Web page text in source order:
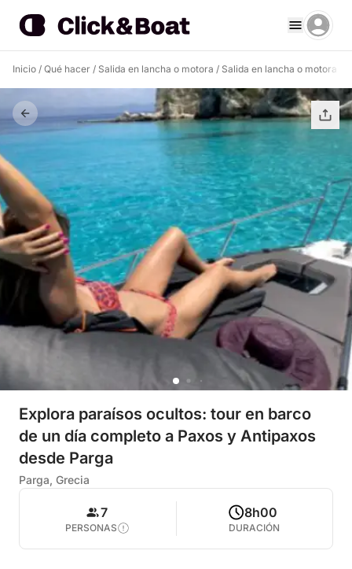
Inicio / Qué hacer / Salida en lancha o motora / Salida en lancha o motora
Explora paraísos ocultos: tour en barco
de un día completo a Paxos y Antipaxos
desde Parga
Parga, Grecia
7
PERSONAS
8h00
DURACIÓN